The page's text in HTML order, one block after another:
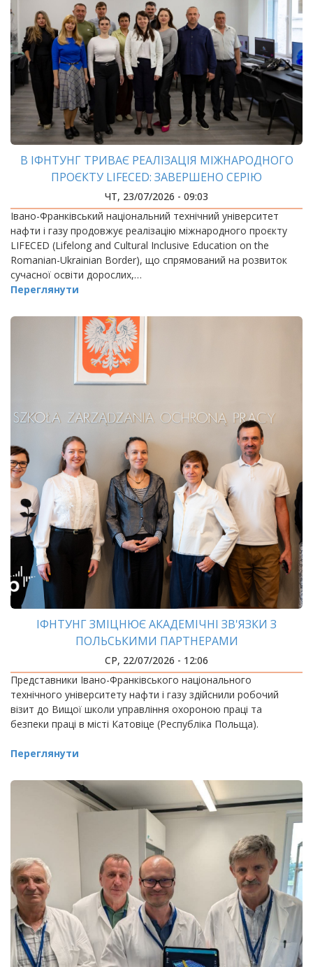
В ІФНТУНГ ТРИВАЄ РЕАЛІЗАЦІЯ МІЖНАРОДНОГО
ПРОЄКТУ LIFECED: ЗАВЕРШЕНО СЕРІЮ
МІЖНАРОДНИХ ТРЕНІНГІВ ДЛЯ УКРАЇНСЬКИХ І
РУМУНСЬКИХ УЧАСНИКІВ
ЧТ, 23/07/2026 - 09:03
Івано-Франківський національний технічний університет
нафти і газу продовжує реалізацію міжнародного проєкту
LIFECED (Lifelong and Cultural Inclusive Education on the
Romanian-Ukrainian Border), що спрямований на розвиток
сучасної освіти дорослих,…
Переглянути
ІФНТУНГ ЗМІЦНЮЄ АКАДЕМІЧНІ ЗВ'ЯЗКИ З
ПОЛЬСЬКИМИ ПАРТНЕРАМИ
СР, 22/07/2026 - 12:06
Представники Івано-Франківського національного
технічного університету нафти і газу здійснили робочий
візит до Вищої школи управління охороною праці та
безпеки праці в місті Катовіце (Республіка Польща).
Переглянути